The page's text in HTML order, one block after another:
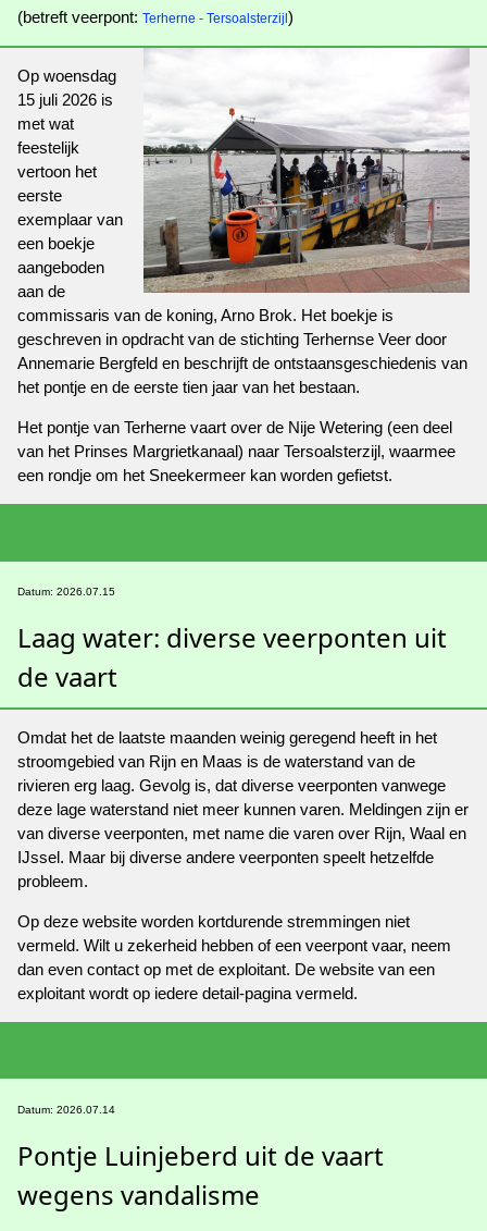
(betreft veerpont: Terherne - Tersoalsterzijl)
Op woensdag
15 juli 2026 is
met wat
feestelijk
vertoon het
eerste
exemplaar van
een boekje
aangeboden
aan de
commissaris van de koning, Arno Brok. Het boekje is
geschreven in opdracht van de stichting Terhernse Veer door
Annemarie Bergfeld en beschrijft de ontstaansgeschiedenis van
het pontje en de eerste tien jaar van het bestaan.
Het pontje van Terherne vaart over de Nije Wetering (een deel
van het Prinses Margrietkanaal) naar Tersoalsterzijl, waarmee
een rondje om het Sneekermeer kan worden gefietst.
Datum: 2026.07.15
Laag water: diverse veerponten uit
de vaart
Omdat het de laatste maanden weinig geregend heeft in het
stroomgebied van Rijn en Maas is de waterstand van de
rivieren erg laag. Gevolg is, dat diverse veerponten vanwege
deze lage waterstand niet meer kunnen varen. Meldingen zijn er
van diverse veerponten, met name die varen over Rijn, Waal en
IJssel. Maar bij diverse andere veerponten speelt hetzelfde
probleem.
Op deze website worden kortdurende stremmingen niet
vermeld. Wilt u zekerheid hebben of een veerpont vaar, neem
dan even contact op met de exploitant. De website van een
exploitant wordt op iedere detail-pagina vermeld.
Datum: 2026.07.14
Pontje Luinjeberd uit de vaart
wegens vandalisme